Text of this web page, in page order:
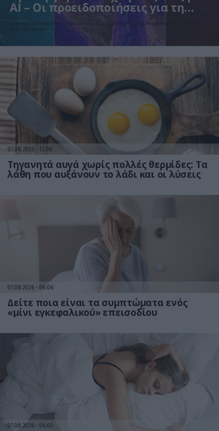
AI – Οι προειδοποιήσεις για τη
βιοασφάλεια
Ερευνητές σχεδίασαν 16 νέους βακτηριοφάγους με τη βοήθεια Τεχνητής Νοημοσύνης που εξοντώνουν
ανθεκτικά μικρόβια
07.08.2026 12:09
Τηγανητά αυγά χωρίς πολλές θερμίδες: Τα
λάθη που αυξάνουν το λάδι και οι λύσεις
07.08.2026 06:06
Δείτε ποια είναι τα συμπτώματα ενός
«μίνι εγκεφαλικού» επεισοδίου
07.08.2026 06:05